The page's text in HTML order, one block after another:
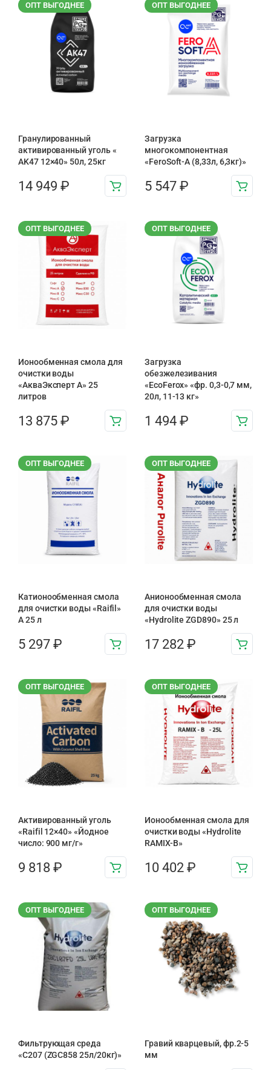
ОПТ ВЫГОДНЕЕ
Гранулированный
активированный уголь «
AK47 12×40» 50л, 25кг
14 949 ₽
ОПТ ВЫГОДНЕЕ
Загрузка
многокомпонентная
«FeroSoft-A (8,33л, 6,3кг)»
5 547 ₽
ОПТ ВЫГОДНЕЕ
Ионообменная смола для
очистки воды
«АкваЭксперт A» 25
литров
13 875 ₽
ОПТ ВЫГОДНЕЕ
Загрузка
обезжелезивания
«EcoFerox» «фр. 0,3-0,7 мм,
20л, 11-13 кг»
1 494 ₽
ОПТ ВЫГОДНЕЕ
Катионообменная смола
для очистки воды «Raifil»
A 25 л
5 297 ₽
ОПТ ВЫГОДНЕЕ
Анионообменная смола
для очистки воды
«Hydrolite ZGD890» 25 л
17 282 ₽
ОПТ ВЫГОДНЕЕ
Активированный уголь
«Raifil 12×40» «Йодное
число: 900 мг/г»
9 818 ₽
ОПТ ВЫГОДНЕЕ
Ионообменная смола для
очистки воды «Hydrolite
RAMIX-B»
10 402 ₽
ОПТ ВЫГОДНЕЕ
Фильтрующая среда
«С207 (ZGC858 25л/20кг)»
ОПТ ВЫГОДНЕЕ
Гравий кварцевый, фр.2-5
мм